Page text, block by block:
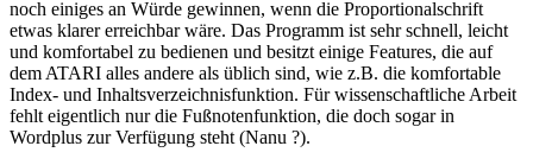
noch einiges an Würde gewinnen, wenn die Proportionalschrift
etwas klarer erreichbar wäre. Das Programm ist sehr schnell, leicht
und komfortabel zu bedienen und besitzt einige Features, die auf
dem ATARI alles andere als üblich sind, wie z.B. die komfortable
Index- und Inhaltsverzeichnisfunktion. Für wissenschaftliche Arbeit
fehlt eigentlich nur die Fußnotenfunktion, die doch sogar in
Wordplus zur Verfügung steht (Nanu ?).